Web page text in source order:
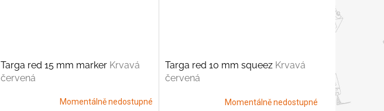
Targa red 15 mm marker Krvavá
červená
Momentálně nedostupné
Targa red 10 mm squeez Krvavá
červená
Momentálně nedostupné